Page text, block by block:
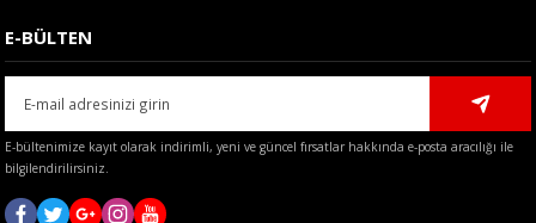
Gönder
E-BÜLTEN
E-bültenimize kayıt olarak indirimli, yeni ve güncel fırsatlar hakkında e-posta aracılığı ile
bilgilendirilirsiniz.